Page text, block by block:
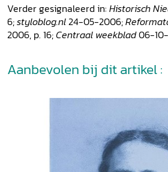
Verder gesignaleerd in: Historisch
6;styloblog.nl24-05-2006;
2006, p. 16;Centraal weekblad06-
Aanbevolen bij dit artikel :